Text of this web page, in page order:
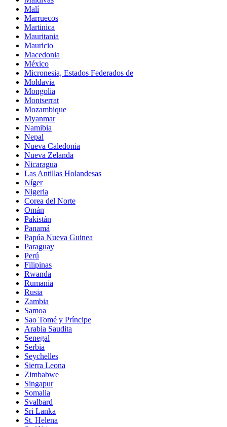
Malí
Marruecos
Martinica
Mauritania
Mauricio
Macedonia
México
Micronesia, Estados Federados de
Moldavia
Mongolia
Montserrat
Mozambique
Myanmar
Namibia
Nepal
Nueva Caledonia
Nueva Zelanda
Nicaragua
Las Antillas Holandesas
Níger
Nigeria
Corea del Norte
Omán
Pakistán
Panamá
Papúa Nueva Guinea
Paraguay
Perú
Filipinas
Rwanda
Rumania
Rusia
Zambia
Samoa
Sao Tomé y Príncipe
Arabia Saudita
Senegal
Serbia
Seychelles
Sierra Leona
Zimbabwe
Singapur
Somalia
Svalbard
Sri Lanka
St. Helena